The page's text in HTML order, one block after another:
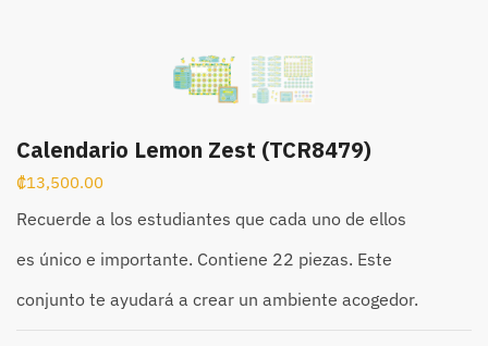
Calendario Lemon Zest (TCR8479)
₡13,500.00
Recuerde a los estudiantes que cada uno de ellos
es único e importante. Contiene 22 piezas. Este
conjunto te ayudará a crear un ambiente acogedor.